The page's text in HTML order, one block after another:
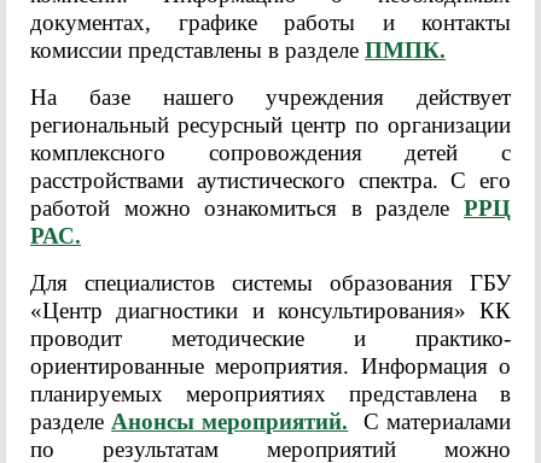
документах, графике работы и контакты
комиссии представлены в разделе ПМПК.
На базе нашего учреждения действует
региональный ресурсный центр по организации
комплексного сопровождения детей с
расстройствами аутистического спектра. С его
работой можно ознакомиться в разделе РРЦ
РАС.
Для специалистов системы образования ГБУ
«Центр диагностики и консультирования» КК
проводит методические и практико-
ориентированные мероприятия. Информация о
планируемых мероприятиях представлена в
разделе Анонсы мероприятий. С материалами
по результатам мероприятий можно